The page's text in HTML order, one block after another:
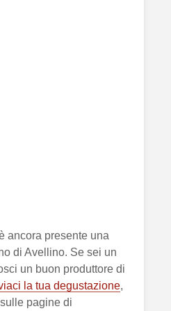
ancora presente una
di Avellino. Se sei un
un buon produttore di
la tua degustazione,
pagine di